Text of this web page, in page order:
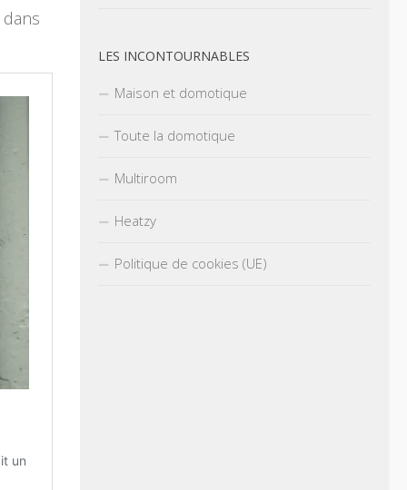
LES INCONTOURNABLES
Maison et domotique
Toute la domotique
Multiroom
Heatzy
Politique de cookies (UE)